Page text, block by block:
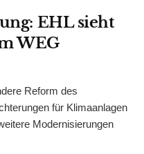
EHL sieht
WEG
Reform des
für Klimaanlagen
Modernisierungen